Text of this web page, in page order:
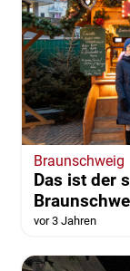
Braunschweig
Das ist der
vor 3 Jahren